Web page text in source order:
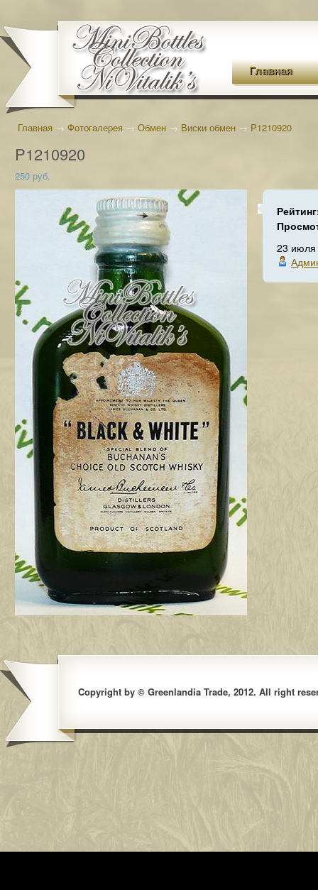
Главная
Главная → Фотогалерея → Обмен → Виски обмен → P1210920
P1210920
250 руб.
23 июля
Copyright by © Greenlandia Trade, 2012. All right